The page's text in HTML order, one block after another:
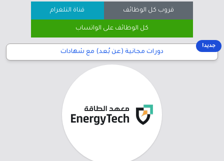
قروب كل الوظائف قناة التلغرام
كل الوظائف على الواتساب
جديد!
دورات مجانية (عن بُعد) مع شهادات